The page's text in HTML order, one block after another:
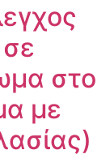
στο
με